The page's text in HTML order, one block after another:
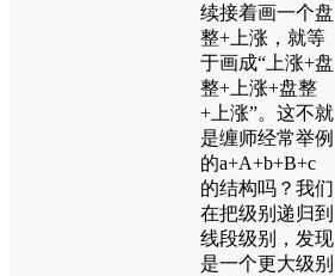
续接着画一个盘
整+上涨，就等
于画成“上涨+盘
整+上涨+盘整
+上涨”。这不就
是缠师经常举例
的a+A+b+B+c
的结构吗？我们
在把级别递归到
线段级别，发现
是一个更大级别